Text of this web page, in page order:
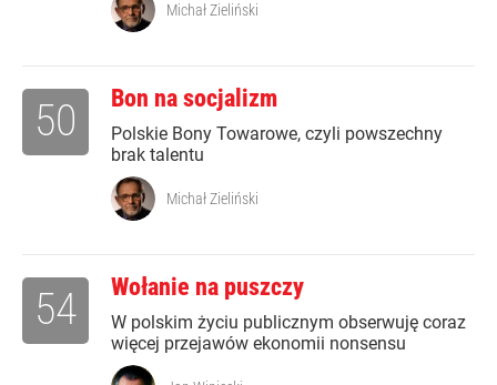
Michał Zieliński
Bon na socjalizm
Polskie Bony Towarowe, czyli powszechny
brak talentu
50
Michał Zieliński
Wołanie na puszczy
W polskim życiu publicznym obserwuję coraz
więcej przejawów ekonomii nonsensu
54